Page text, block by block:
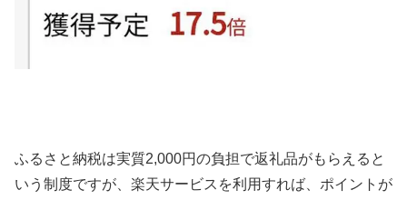
ふるさと納税は実質2,000円の負担で返礼品がもらえると
いう制度ですが、楽天サービスを利用すれば、ポイントが